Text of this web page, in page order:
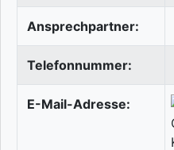
Ansprechpartner:
Telefonnummer:
E-Mail-Adresse: